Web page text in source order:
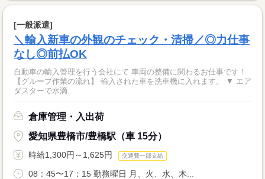
[一般派遣]
＼輸入新車の外観のチェック・清掃／◎力仕事
なし◎前払OK
自動車の輸入管理を行う会社にて 車両の整備に関わるお仕事です！
【グループ作業の流れ】 輸入された車を洗車機に入れます。 ▼ エア
ダスターで水滴...
倉庫管理・入出荷
愛知県豊橋市/豊橋駅（車 15分）
時給1,300円～1,625円 交通費一部支給
08：45〜17：15 勤務曜日 月、火、水、木...